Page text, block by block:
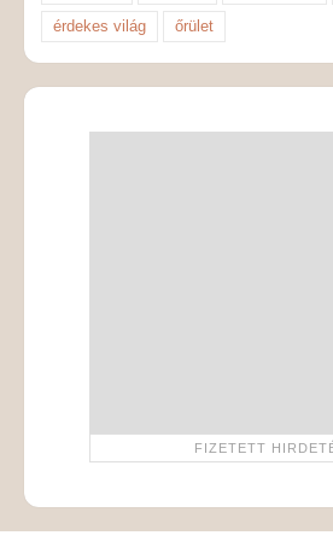
érdekes világ őrület